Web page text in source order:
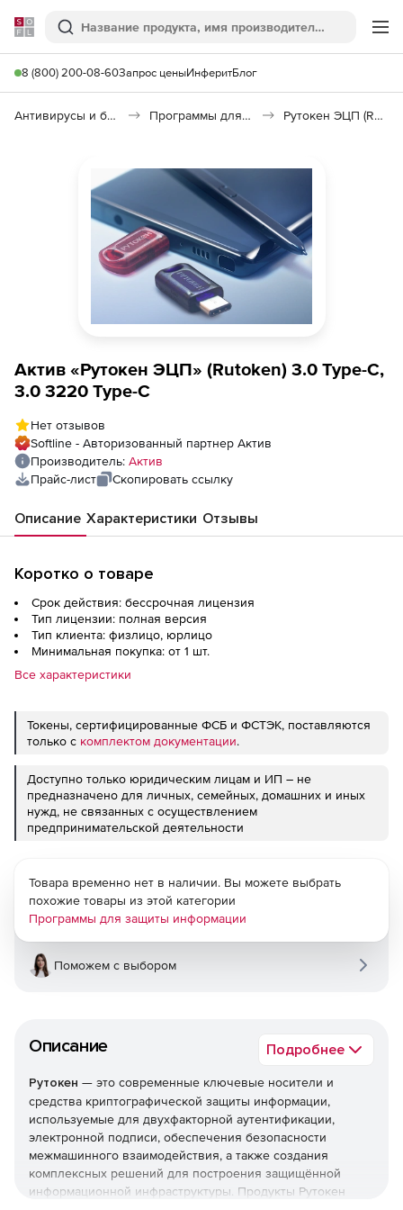
Softline
Поиск
8 (800) 200-08-60Запрос ценыИнферитБлог
Антивирусы и безопасность Программы для защиты информации Рутокен ЭЦП (Rutoken)
Актив «Рутокен ЭЦП» (Rutoken) 3.0 Type-C,
3.0 3220 Type-C
Нет отзывов
Softline - Авторизованный партнер Актив
Производитель: Актив
Прайс-лист
Скопировать ссылку
Описание Характеристики Отзывы
Коротко о товаре
Срок действия: бессрочная лицензия
Тип лицензии: полная версия
Тип клиента: физлицо, юрлицо
Минимальная покупка: от 1 шт.
Все характеристики
Токены, сертифицированные ФСБ и ФСТЭК, поставляются
только с комплектом документации.
Доступно только юридическим лицам и ИП – не
предназначено для личных, семейных, домашних и иных
нужд, не связанных с осуществлением
предпринимательской деятельности
Описание Подробнее
Рутокен — это современные ключевые носители и
средства криптографической защиты информации,
используемые для двухфакторной аутентификации,
электронной подписи, обеспечения безопасности
межмашинного взаимодействия, а также создания
комплексных решений для построения защищённой
информационной инфраструктуры. Продукты Рутокен
Товара временно нет в наличии. Вы можете выбрать
похожие товары из этой категории
Программы для защиты информации
Поможем с выбором